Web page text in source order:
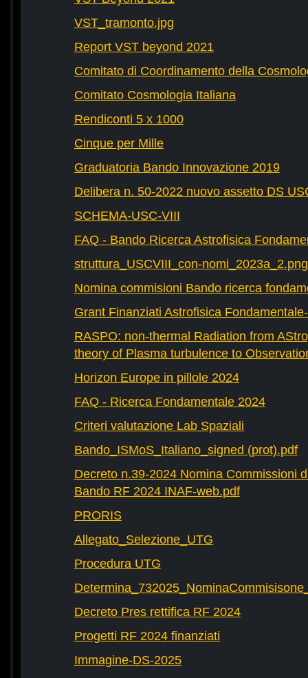
VST_tramonto.jpg
Report VST beyond 2021
Comitato di Coordinamento della
Comitato Cosmologia Italiana
Rendiconti 5 x 1000
Cinque per Mille
Graduatoria Bando Innovazione 2019
Delibera n. 50-2022 nuovo assetto DS
SCHEMA-USC-VIII
FAQ - Bando Ricerca Astrofisica
struttura_USCVIII_con-nomi_2023a_2.png
Nomina commisioni Bando ricerca
Grant Finanziati Astrofisica
RASPO: non-thermal Radiation from
theory of Plasma turbulence to
Horizon Europe in pillole 2024
FAQ - Ricerca Fondamentale 2024
Criteri valutazione Lab Spaziali
Bando_ISMoS_Italiano_signed (prot).pdf
Decreto n.39-2024 Nomina Commissioni
Bando RF 2024 INAF-web.pdf
PRORIS
Allegato_Selezione_UTG
Procedura UTG
Decreto Pres rettifica RF 2024
Progetti RF 2024 finanziati
Immagine-DS-2025